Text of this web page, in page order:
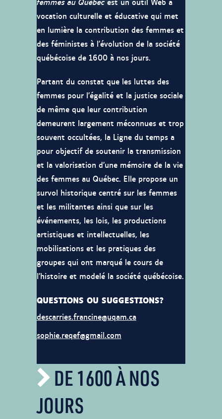
vocation culturelle et éducative qui met
en lumière la contribution des femmes et
des féministes à l’évolution de la société
québécoise de 1600 à nos jours.
Partant du constat que les luttes des
femmes pour l’égalité et la justice sociale
de même que leur contribution
demeurent largement méconnues et trop
souvent occultées, la Ligne du temps a
pour objectif de soutenir la transmission
et la valorisation d’une mémoire de la vie
des femmes au Québec. Elle propose un
survol historique centré sur les femmes
et les militantes ainsi que sur les
événements, les lois, les productions
artistiques et intellectuelles, les
mobilisations et les pratiques des
groupes qui ont marqué le cours de
l’histoire et modelé la société québécoise.
QUESTIONS OU SUGGESTIONS?
descarries.francine@uqam.ca
sophie.reqef@gmail.com
DE 1600 À NOS
JOURS